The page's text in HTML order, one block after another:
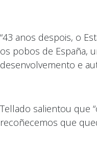
“43 anos despois, o
os pobos de España,
desenvolvemento e
Tellado salientou que
recoñecemos que